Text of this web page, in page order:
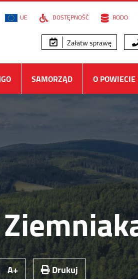
UE DOSTĘPNOŚĆ RODO
Załatw sprawę
SAMORZĄD O POWIECIE
A+ Drukuj